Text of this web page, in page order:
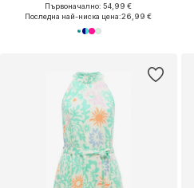
Първоначално: 54,99 €
Последна най-ниска цена:26,99 €